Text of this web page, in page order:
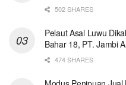
502 SHARES
Pelaut Asal Luwu
Bahar 18, PT. Jambi
474 SHARES